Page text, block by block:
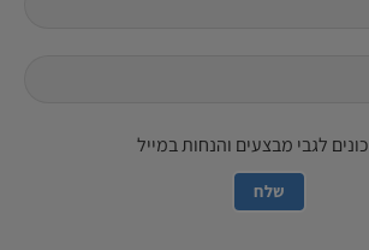
לגבי מבצעים והנחות במייל